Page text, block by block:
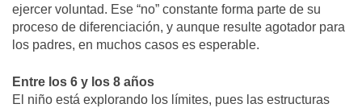
ejercer voluntad. Ese “no” constante forma parte de su
proceso de diferenciación, y aunque resulte agotador para
los padres, en muchos casos es esperable.
Entre los 6 y los 8 años
El niño está explorando los límites, pues las estructuras